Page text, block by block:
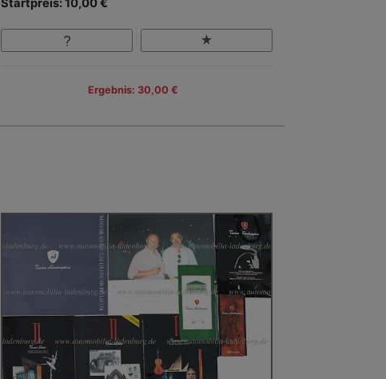
Startpreis: 10,00 €
Ergebnis: 30,00 €